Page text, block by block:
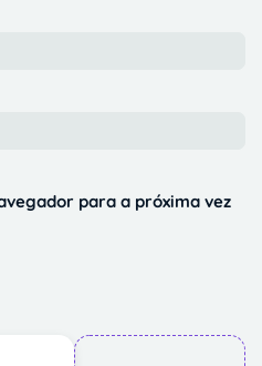
para a próxima vez